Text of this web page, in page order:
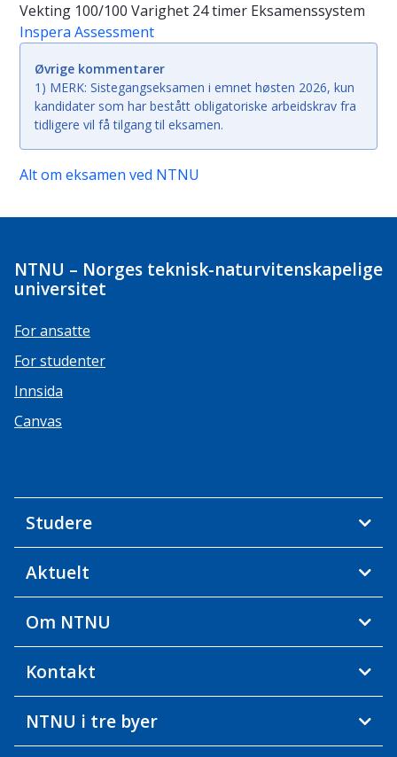
Vekting 100/100 Varighet 24 timer Eksamenssystem
Inspera Assessment
Øvrige kommentarer
1) MERK: Sistegangseksamen i emnet høsten 2026, kun
kandidater som har bestått obligatoriske arbeidskrav fra
tidligere vil få tilgang til eksamen.
Alt om eksamen ved NTNU
NTNU – Norges teknisk-naturvitenskapelige
universitet
For ansatte
For studenter
Innsida
Canvas
Studere
Aktuelt
Om NTNU
Kontakt
NTNU i tre byer